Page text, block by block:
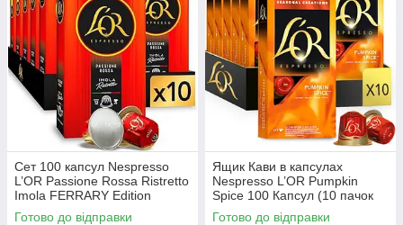
Сет 100 капсул Nespresso
L’OR Passione Rossa Ristretto
Imola FERRARY Edition
Готово до відправки
Ящик Кави в капсулах
Nespresso L’OR Pumpkin
Spice 100 Капсул (10 пачок
по 10 капсул)
Готово до відправки